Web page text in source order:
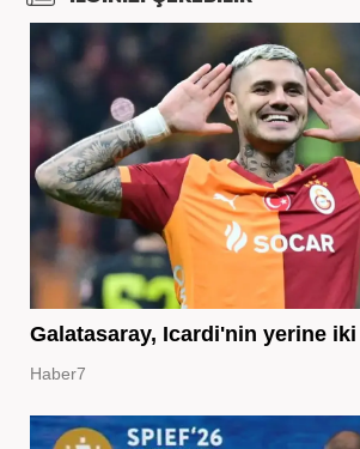
Galatasaray, Icardi'nin yerine iki
Haber7